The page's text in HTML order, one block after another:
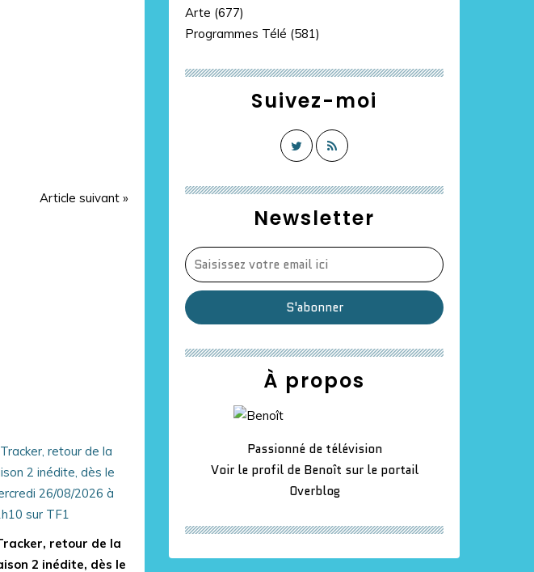
Article suivant »
retour de la
2 inédite, dès le
Newsletter
Arte (677)
Programmes Télé (581)
Suivez-moi
À propos
Passionné de télévision
Voir le profil de Benoît sur le portail
Overblog